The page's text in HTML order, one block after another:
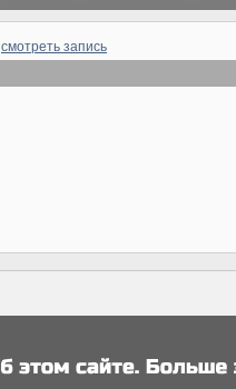
смотреть запись